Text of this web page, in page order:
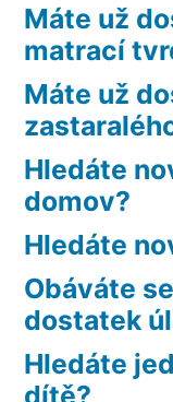
Máte už
matrací
Máte už
Hledáte
domov?
Hledáte
Obáváte
dostatek
Hledáte
dítě?